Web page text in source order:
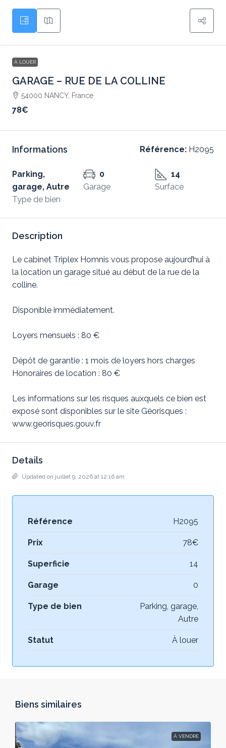
À LOUER
GARAGE – RUE DE LA COLLINE
54000 NANCY, France
78€
Informations Référence: H2095
Parking,
garage, Autre
Type de bien
0
Garage
14
Surface
Description
Le cabinet Triplex Homnis vous propose aujourd’hui à
la location un garage situé au début de la rue de la
colline.
Disponible immédiatement.
Loyers mensuels : 80 €
Dépôt de garantie : 1 mois de loyers hors charges
Honoraires de location : 80 €
Les informations sur les risques auxquels ce bien est
exposé sont disponibles sur le site Géorisques :
www.georisques.gouv.fr
Details
Updated on juillet 9, 2026 at 12:16 am
Référence H2095
Prix 78€
Superficie 14
Garage 0
Type de bien
Parking, garage,
Autre
Statut À louer
Biens similaires
À VENDRE